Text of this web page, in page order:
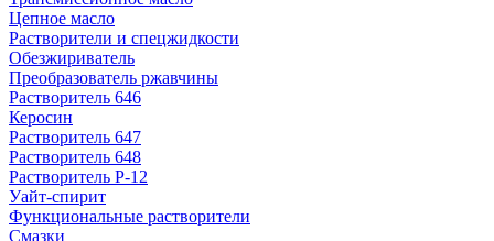
Цепное масло
Растворители и спецжидкости
Обезжириватель
Преобразователь ржавчины
Растворитель 646
Керосин
Растворитель 647
Растворитель 648
Растворитель Р-12
Уайт-спирит
Функциональные растворители
Смазки